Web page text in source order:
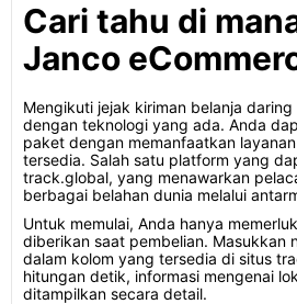
Cari tahu di
Janco
Mengikuti jejak kiriman belanja
dengan teknologi yang ada. Anda
paket dengan memanfaatkan
tersedia. Salah satu platform yang
track.global, yang menawarkan
berbagai belahan dunia melalui
Untuk memulai, Anda hanya
diberikan saat pembelian. Masukkan
dalam kolom yang tersedia di situs
hitungan detik, informasi mengenai
ditampilkan secara detail.